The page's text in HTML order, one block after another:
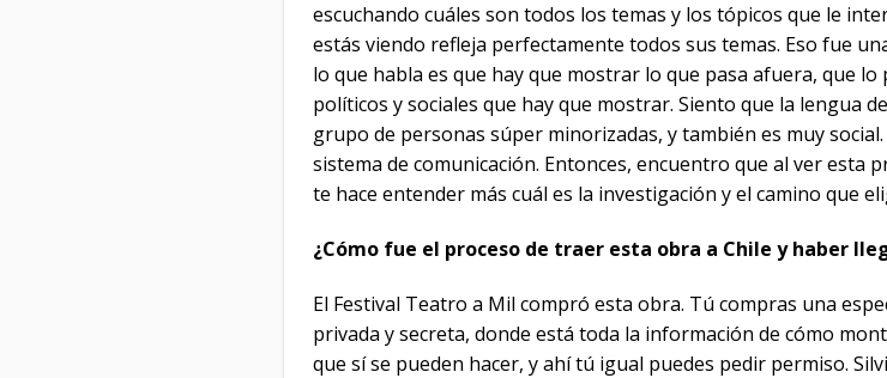
escuchando cuáles son todos los temas y los tópicos que le
estás viendo refleja perfectamente todos sus temas. Eso fue
lo que habla es que hay que mostrar lo que pasa afuera, que
políticos y sociales que hay que mostrar. Siento que la lengua
grupo de personas súper minorizadas, y también es muy
sistema de comunicación. Entonces, encuentro que al ver esta
te hace entender más cuál es la investigación y el camino que
¿Cómo fue el proceso de traer esta obra a Chile y haber
El Festival Teatro a Mil compró esta obra. Tú compras una
privada y secreta, donde está toda la información de cómo
que sí se pueden hacer, y ahí tú igual puedes pedir permiso.